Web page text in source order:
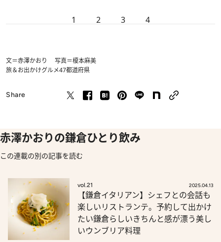
1 2 3 4
文＝赤澤かおり 写真＝榎本麻美
旅＆お出かけグルメ47都道府県
Share
赤澤かおりの鎌倉ひとり飲み
この連載の別の記事を読む
vol.21 2025.04.13
【鎌倉イタリアン】シェフとの会話も
楽しいリストランテ。予約して出かけ
たい鎌倉らしいきちんと感が漂う美し
いウンブリア料理